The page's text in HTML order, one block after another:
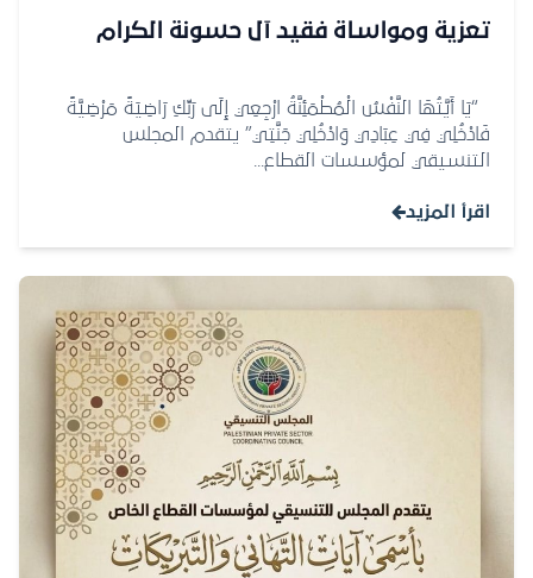
تعزية ومواساة فقيد آل حسونة الكرام
“يَا أَيَّتُهَا النَّفْسُ الْمُطْمَئِنَّةُ ارْجِعِي إِلَى رَبِّكِ رَاضِيَةً مَرْضِيَّةً
فَادْخُلِي فِي عِبَادِي وَادْخُلِي جَنَّتِي” يتقدم المجلس
التنسيقي لمؤسسات القطاع...
اقرأ المزيد